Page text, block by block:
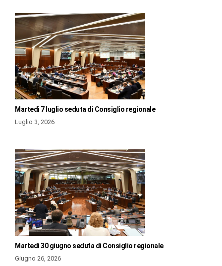
Martedì 7 luglio seduta di Consiglio regionale
Luglio 3, 2026
Martedì 30 giugno seduta di Consiglio regionale
Giugno 26, 2026